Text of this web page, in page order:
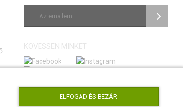
KÖVESSEN MINKET
ELFOGAD ÉS BEZÁR